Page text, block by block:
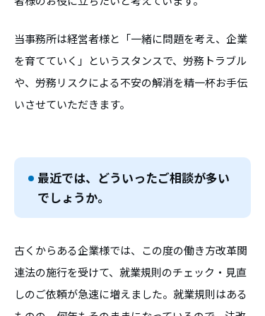
当事務所は経営者様と「一緒に問題を考え、企業
を育てていく」というスタンスで、労務トラブル
や、労務リスクによる不安の解消を精一杯お手伝
いさせていただきます。
最近では、どういったご相談が多い
でしょうか。
古くからある企業様では、この度の働き方改革関
連法の施行を受けて、就業規則のチェック・見直
しのご依頼が急速に増えました。就業規則はある